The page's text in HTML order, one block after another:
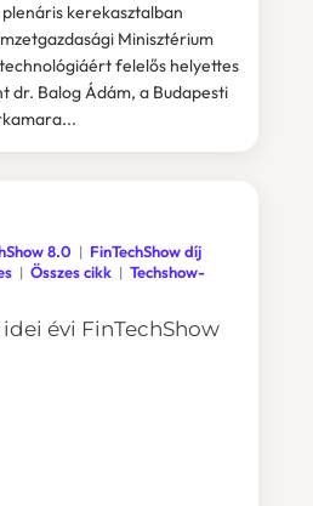
kerekasztalban
Minisztérium
felelős helyettes
dr. Balog Ádám, a Budapesti
8.0
FinTechShow díj
Összes cikk
Techshow-